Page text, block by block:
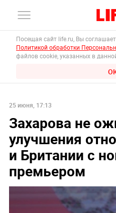
Посещая сайт life.ru, Вы
Политикой обработки
файлов cookie, указанных в
25 июня, 17:13
Захарова не
улучшения
и Британии с
премьером